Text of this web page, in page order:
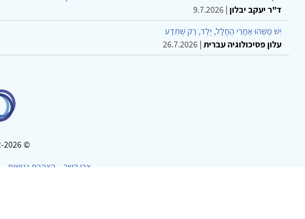
ד"ר יעקב יבלון |
9.7.2026
יֵשׁ מַשֶּׁהוּ אַחֲרֵי הֶחָלָל, יֶלֶד, רַק שֶׁתֵּדַע
עלון פסיכולוגיה עברית |
26.7.2026
© 2002-2026 כל הזכויות שמורות
צרו קשר
הצהרת נגישות